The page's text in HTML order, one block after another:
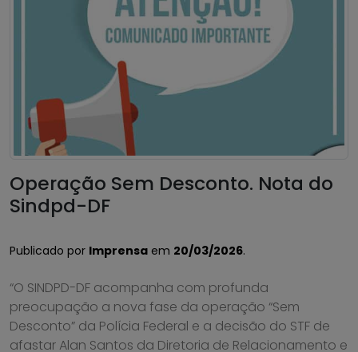
Operação Sem Desconto. Nota do
Sindpd-DF
Publicado por Imprensa em 20/03/2026.
“O SINDPD-DF acompanha com profunda
preocupação a nova fase da operação “Sem
Desconto” da Polícia Federal e a decisão do STF de
afastar Alan Santos da Diretoria de Relacionamento e